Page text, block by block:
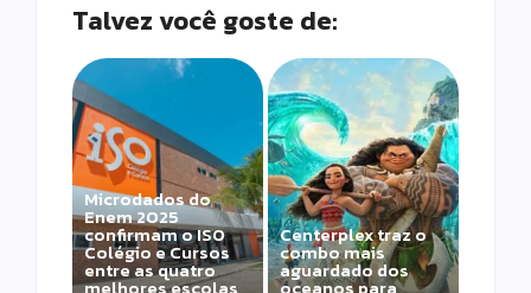
Talvez você goste de:
Microdados do
Enem 2025
confirmam o ISO
Colégio e Cursos
entre as quatro
Centerplex traz o
combo mais
aguardado dos